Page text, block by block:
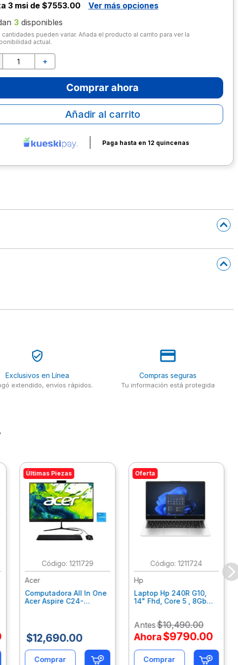
3 msi de $7553.00
Ver más opciones
3disponibles
cantidades pueden variar. Añada el producto al carrito para ver la
actual.
＋
Comprar ahora
Añadir al carrito
Paga hasta en 12 quincenas
Exclusivos en Línea
extendido, envíos rápidos.
Compras seguras
Tu información está protegida
Últimas Piezas
: 1211729
Acer
Computadora All In One
Acer Aspire C24-
Dq.Bmjal.002
$12,690.00
Comprar
Oferta
:1211724
Hp
Laptop Hp 240R G10,
14" Fhd, Core 5 , 8Gb
Antes$10,490.00
Ahora$9790.00
Comprar